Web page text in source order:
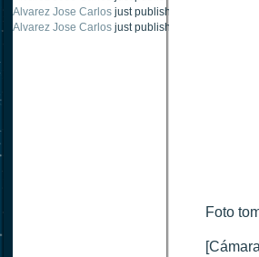
Alvarez Jose Carlos just published "
Alvarez Jose Carlos just published "
Foto